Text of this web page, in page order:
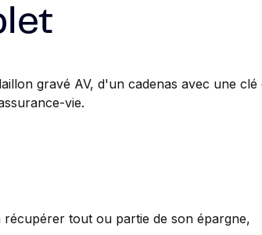
récupérer tout ou partie de son épargne,